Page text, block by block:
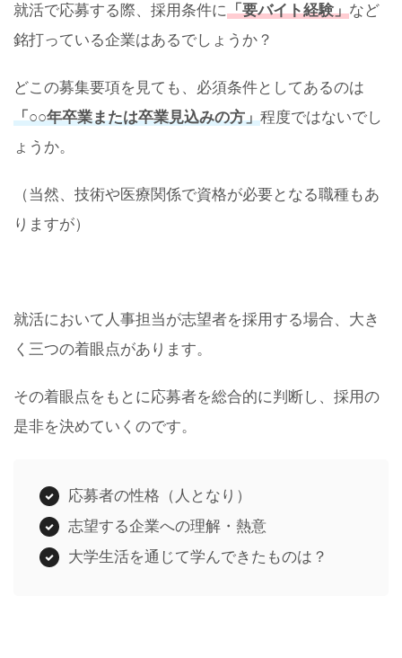
就活で応募する際、採用条件に「要バイト経験」など
銘打っている企業はあるでしょうか？
どこの募集要項を見ても、必須条件としてあるのは
「○○年卒業または卒業見込みの方」程度ではないでし
ょうか。
（当然、技術や医療関係で資格が必要となる職種もあ
りますが）
就活において人事担当が志望者を採用する場合、大き
く三つの着眼点があります。
その着眼点をもとに応募者を総合的に判断し、採用の
是非を決めていくのです。
応募者の性格（人となり）
志望する企業への理解・熱意
大学生活を通じて学んできたものは？